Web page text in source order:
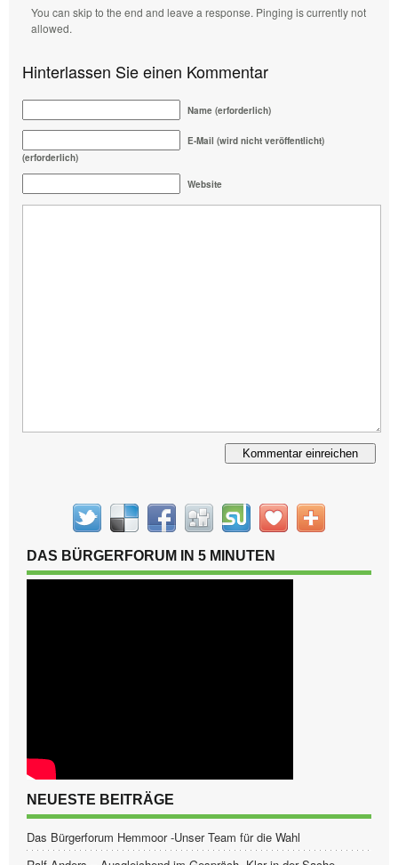
You can skip to the end and leave a response. Pinging is currently not
allowed.
Hinterlassen Sie einen Kommentar
Name (erforderlich)
E-Mail (wird nicht veröffentlicht)
(erforderlich)
Website
DAS BÜRGERFORUM IN 5 MINUTEN
NEUESTE BEITRÄGE
Das Bürgerforum Hemmoor -Unser Team für die Wahl